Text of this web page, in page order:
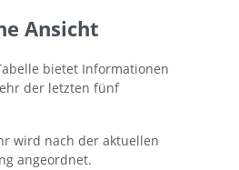
Ansicht
bietet Informationen
der letzten fünf
wird nach der aktuellen
angeordnet.